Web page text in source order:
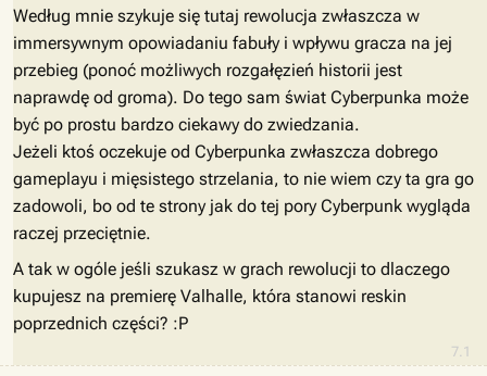
7.1
Według mnie szykuje się tutaj rewolucja zwłaszcza w
immersywnym opowiadaniu fabuły i wpływu gracza na jej
przebieg (ponoć możliwych rozgałęzień historii jest
naprawdę od groma). Do tego sam świat Cyberpunka może
być po prostu bardzo ciekawy do zwiedzania.
Jeżeli ktoś oczekuje od Cyberpunka zwłaszcza dobrego
gameplayu i mięsistego strzelania, to nie wiem czy ta gra go
zadowoli, bo od te strony jak do tej pory Cyberpunk wygląda
raczej przeciętnie.
A tak w ogóle jeśli szukasz w grach rewolucji to dlaczego
kupujesz na premierę Valhalle, która stanowi reskin
poprzednich części? :P